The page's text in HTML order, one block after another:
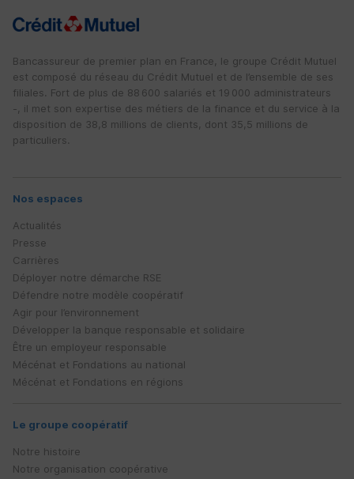
Bancassureur de premier plan en France, le groupe Crédit Mutuel
est composé du réseau du Crédit Mutuel et de l’ensemble de ses
filiales. Fort de plus de 88 600 salariés et 19 000 administrateurs
-, il met son expertise des métiers de la finance et du service à la
disposition de 38,8 millions de clients, dont 35,5 millions de
particuliers.
Nos espaces
Actualités
Presse
Carrières
Déployer notre démarche RSE
Défendre notre modèle coopératif
Agir pour l’environnement
Développer la banque responsable et solidaire
Être un employeur responsable
Mécénat et Fondations au national
Mécénat et Fondations en régions
Le groupe coopératif
Notre histoire
Notre organisation coopérative